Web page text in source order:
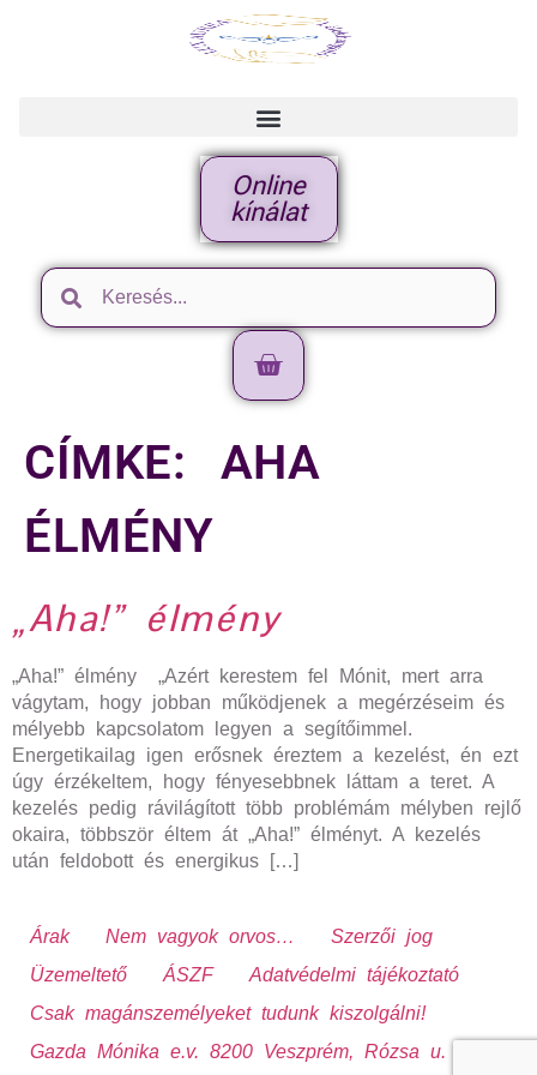
Online
kínálat
CÍMKE: AHA
ÉLMÉNY
„Aha!” élmény
„Aha!” élmény „Azért kerestem fel Mónit, mert arra
vágytam, hogy jobban működjenek a megérzéseim és
mélyebb kapcsolatom legyen a segítőimmel.
Energetikailag igen erősnek éreztem a kezelést, én ezt
úgy érzékeltem, hogy fényesebbnek láttam a teret. A
kezelés pedig rávilágított több problémám mélyben rejlő
okaira, többször éltem át „Aha!” élményt. A kezelés
után feldobott és energikus […]
Árak Nem vagyok orvos…
Szerzői jog
Üzemeltető
ÁSZF
Adatvédelmi tájékoztató
Csak magánszemélyeket tudunk kiszolgálni!
Gazda Mónika e.v. 8200 Veszprém, Rózsa u. 13.